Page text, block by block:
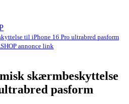
til iPhone 16 Pro ultrabred pasform
annonce link
skærmbeskyttelse
pasform